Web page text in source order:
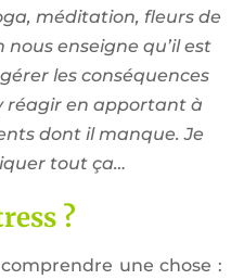
méditation, fleurs de
enseigne qu’il est
les conséquences
réagir en apportant à
dont il manque. Je
tout ça…
?
une chose :